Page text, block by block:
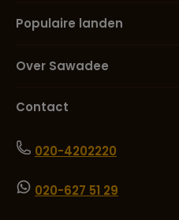
Populaire landen
Over Sawadee
Contact
020-4202220
020-627 51 29